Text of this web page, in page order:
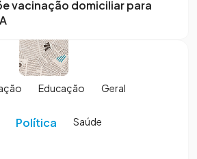
vacinação domiciliar para
Educação Geral
Política Saúde